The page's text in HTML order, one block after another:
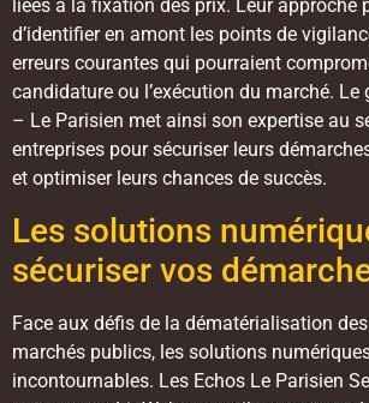
liées à la fixation des prix. Leur approche
d’identifier en amont les points de
erreurs courantes qui pourraient
candidature ou l’exécution du marché. Le
– Le Parisien met ainsi son expertise au
entreprises pour sécuriser leurs
et optimiser leurs chances de succès.
Les solutions
sécuriser vos
Face aux défis de la dématérialisation
marchés publics, les solutions
incontournables. Les Echos Le Parisien